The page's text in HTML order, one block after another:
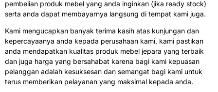
pembelian produk mebel yang anda inginkan (jika ready stock)
serta anda dapat membayarnya langsung di tempat kami juga.
Kami mengucapkan banyak terima kasih atas kunjungan dan
kepercayaanya anda kepada perusahaan kami, kami pastikan
anda mendapatkan kualitas produk mebel jepara yang terbaik
dan juga harga yang bersahabat karena bagi kami kepuasan
pelanggan adalah kesuksesan dan semangat bagi kami untuk
terus memberikan pelayanan yang maksimal kepada anda.